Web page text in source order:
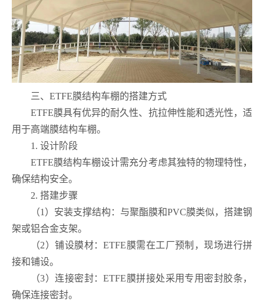
三、ETFE膜结构车棚的搭建方式
ETFE膜具有优异的耐久性、抗拉伸性能和透光性，适
用于高端膜结构车棚。
1. 设计阶段
ETFE膜结构车棚设计需充分考虑其独特的物理特性，
确保结构安全。
2. 搭建步骤
（1）安装支撑结构：与聚酯膜和PVC膜类似，搭建钢
架或铝合金支架。
（2）铺设膜材：ETFE膜需在工厂预制，现场进行拼
接和铺设。
（3）连接密封：ETFE膜拼接处采用专用密封胶条，
确保连接密封。